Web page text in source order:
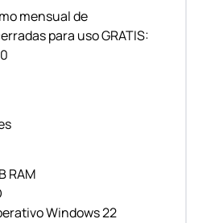
mensual de
para uso GRATIS:
RAM
Windows 22